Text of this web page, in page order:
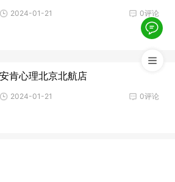
0评论
2024-01-21
安肯心理北京北航店
0评论
2024-01-21